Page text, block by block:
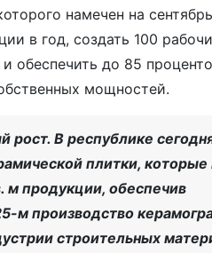
намечен на
в год, создать 100
обеспечить до 85
мощностей.
рост. В республике
плитки, которые
м продукции, обеспечив
м производство
строительных